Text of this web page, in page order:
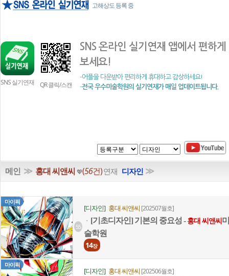
고해상도 등록 중
SNS 실기연재 QR 클릭/스캔
SNS 온라인 실기연재 앱에서 편하게
보세요!
-어플을 다운받아 편리하게 휴대하고 감상하세요!
-전국 우수미술학원의 실기연재가 매일 업데이트됩니다.
메인 ≫ 홍대 씨앤씨 💖(56건)연재 디자인 ≫
마이픽
55
[디자인] 홍대 씨앤씨 [202507월호]
ㆍ [기초디자인] 기본의 중요성 - 홍대 씨앤씨 미
술학원
14장
마이픽
[디자인] 홍대 씨앤씨 [202506월호]